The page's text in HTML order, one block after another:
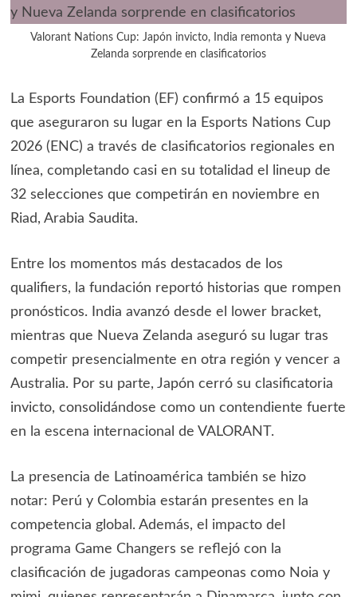
Valorant Nations Cup: Japón invicto, India remonta y Nueva
Zelanda sorprende en clasificatorios
La Esports Foundation (EF) confirmó a 15 equipos
que aseguraron su lugar en la Esports Nations Cup
2026 (ENC) a través de clasificatorios regionales en
línea, completando casi en su totalidad el lineup de
32 selecciones que competirán en noviembre en
Riad, Arabia Saudita.
Entre los momentos más destacados de los
qualifiers, la fundación reportó historias que rompen
pronósticos. India avanzó desde el lower bracket,
mientras que Nueva Zelanda aseguró su lugar tras
competir presencialmente en otra región y vencer a
Australia. Por su parte, Japón cerró su clasificatoria
invicto, consolidándose como un contendiente fuerte
en la escena internacional de VALORANT.
La presencia de Latinoamérica también se hizo
notar: Perú y Colombia estarán presentes en la
competencia global. Además, el impacto del
programa Game Changers se reflejó con la
clasificación de jugadoras campeonas como Noia y